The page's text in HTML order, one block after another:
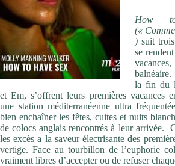
How
(«
) suit
se
la fin du
et Em, s’offrent leurs premières vacances
une station méditerranéenne ultra
bien enchaîner les fêtes, cuites et nuits
de colocs anglais rencontrés à leur arrivée.
les excès a la saveur électrisante des
vertige. Face au tourbillon de l’euphorie
vraiment libres d’accepter ou de refuser